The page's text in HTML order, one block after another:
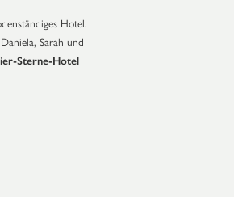
Hotel.
Sarah und
Sterne-Hotel